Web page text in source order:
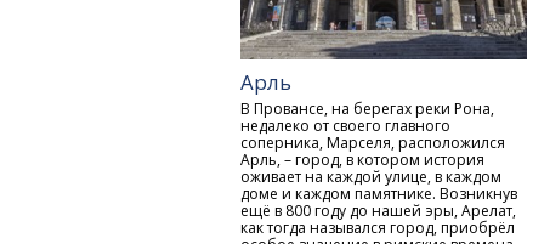
Арль
В Провансе, на берегах реки Рона,
недалеко от своего главного
соперника, Марселя, расположился
Арль, – город, в котором история
оживает на каждой улице, в каждом
доме и каждом памятнике. Возникнув
ещё в 800 году до нашей эры, Арелат,
как тогда назывался город, приобрёл